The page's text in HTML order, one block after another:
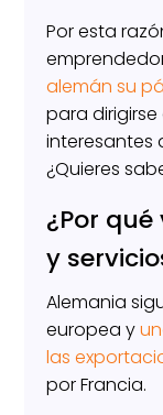
Por esta
alemán su
para
interesantes
¿Quieres
¿Por
y
Alemania
europea y
las
por Francia.